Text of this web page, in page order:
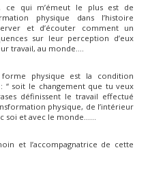
ce qui m’émeut le plus est de
physique dans l’histoire
et d’écouter comment un
sur leur perception d’eux
travail, au monde….
physique est la condition
“ soit le changement que tu veux
définissent le travail effectué
physique, de l’intérieur
soi et avec le monde……
et l’accompagnatrice de cette